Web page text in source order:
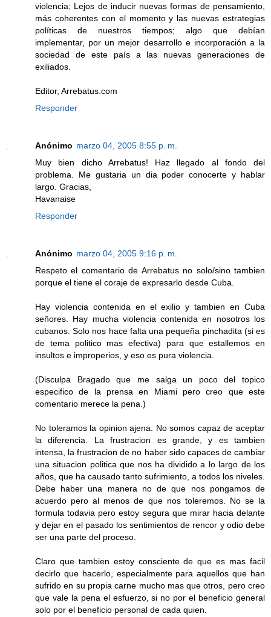
violencia; Lejos de inducir nuevas formas de pensamiento,
más coherentes con el momento y las nuevas estrategias
políticas de nuestros tiempos; algo que debían
implementar, por un mejor desarrollo e incorporación a la
sociedad de este país a las nuevas generaciones de
exiliados.
Editor, Arrebatus.com
Responder
Anónimo marzo 04, 2005 8:55 p. m.
Muy bien dicho Arrebatus! Haz llegado al fondo del
problema. Me gustaria un dia poder conocerte y hablar
largo. Gracias,
Havanaise
Responder
Anónimo marzo 04, 2005 9:16 p. m.
Respeto el comentario de Arrebatus no solo/sino tambien
porque el tiene el coraje de expresarlo desde Cuba.
Hay violencia contenida en el exilio y tambien en Cuba
señores. Hay mucha violencia contenida en nosotros los
cubanos. Solo nos hace falta una pequeña pinchadita (si es
de tema politico mas efectiva) para que estallemos en
insultos e improperios, y eso es pura violencia.
(Disculpa Bragado que me salga un poco del topico
especifico de la prensa en Miami pero creo que este
comentario merece la pena.)
No toleramos la opinion ajena. No somos capaz de aceptar
la diferencia. La frustracion es grande, y es tambien
intensa, la frustracion de no haber sido capaces de cambiar
una situacion politica que nos ha dividido a lo largo de los
años, que ha causado tanto sufrimiento, a todos los niveles.
Debe haber una manera no de que nos pongamos de
acuerdo pero al menos de que nos toleremos. No se la
formula todavia pero estoy segura que mirar hacia delante
y dejar en el pasado los sentimientos de rencor y odio debe
ser una parte del proceso.
Claro que tambien estoy consciente de que es mas facil
decirlo que hacerlo, especialmente para aquellos que han
sufrido en su propia carne mucho mas que otros, pero creo
que vale la pena el esfuerzo, si no por el beneficio general
solo por el beneficio personal de cada quien.